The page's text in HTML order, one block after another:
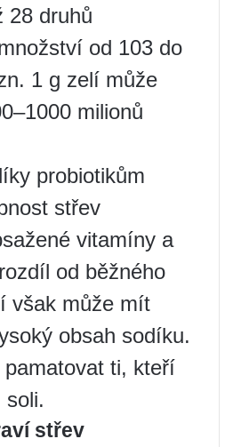
28 druhů
od 103 do
1 g zelí může
milionů
probiotikům
střev
vitamíny a
od běžného
však může mít
obsah sodíku.
pamatovat ti, kteří
soli.
střev